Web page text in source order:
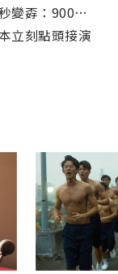
900萬就好...
立刻點頭接演